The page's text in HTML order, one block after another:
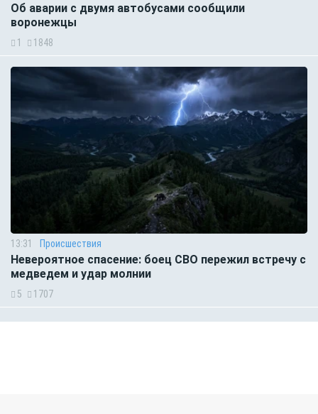
Об аварии с двумя автобусами сообщили
воронежцы
1 1848
13:31 Происшествия
Невероятное спасение: боец СВО пережил встречу с
медведем и удар молнии
5 1707